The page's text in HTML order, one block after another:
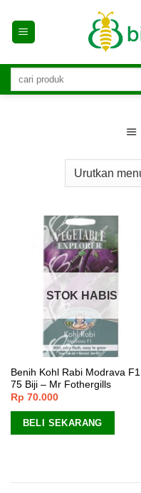
content
STOK HABIS
Benih Kohl Rabi Modrava F1
75 Biji – Mr Fothergills
Rp 70.000
BELI SEKARANG